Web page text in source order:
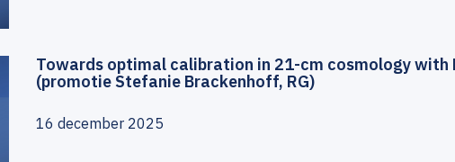
Towards optimal calibration in 21-cm cosmology with
(promotie Stefanie Brackenhoff, RG)
16 december 2025